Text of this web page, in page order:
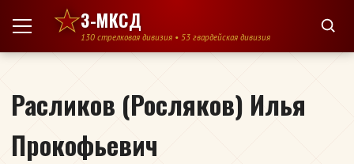
Перейти к содержимому
3-МКСД
130 стрелковая дивизия • 53 гвардейская дивизия
Расликов (Росляков) Илья
Прокофьевич